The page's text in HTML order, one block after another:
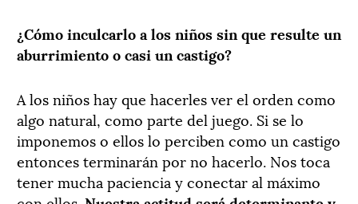
¿Cómo inculcarlo a los niños sin que resulte un
aburrimiento o casi un castigo?
A los niños hay que hacerles ver el orden como
algo natural, como parte del juego. Si se lo
imponemos o ellos lo perciben como un castigo
entonces terminarán por no hacerlo. Nos toca
tener mucha paciencia y conectar al máximo